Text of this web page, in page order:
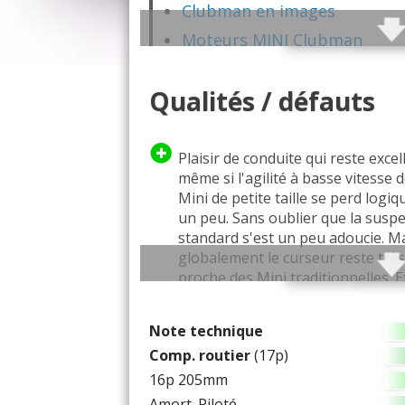
Clubman en images
Moteurs MINI Clubman
Vie à bord / Intérieur
Comportement routier
Moins agile qu'une
Equipements
Catalogues PDF
Les concurrentes
Qualités / défauts
Plaisir de conduite qui reste
même si l'agilité à basse vitesse
Mini de petite taille se perd
un peu. Sans oublier que la
standard s'est un peu adoucie.
globalement le curseur reste très
proche des Mini traditionnelles.
l'empattement allongé (qui est
la cause principale de la différence
niveau des sensations de
Pour moi la Clubman est une
Note technique
Comp. routier(17p)
16p 205mm